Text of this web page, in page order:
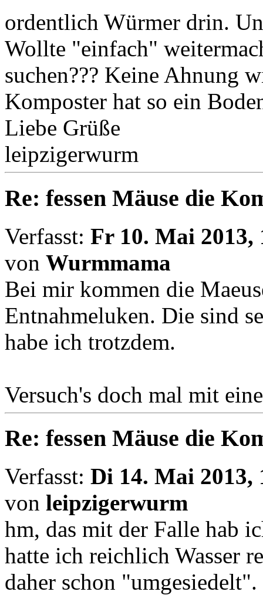
ordentlich Würmer drin.
Wollte "einfach"
suchen??? Keine Ahnung
Komposter hat so ein
Liebe Grüße
leipzigerwurm
Re: fessen Mäuse die
Verfasst: Fr 10. Mai 2013,
von Wurmmama
Bei mir kommen die
Entnahmeluken. Die sind
habe ich trotzdem.
Versuch's doch mal mit
Re: fessen Mäuse die
Verfasst: Di 14. Mai 2013,
von leipzigerwurm
hm, das mit der Falle hab
hatte ich reichlich Wasser
daher schon "umgesiedelt".